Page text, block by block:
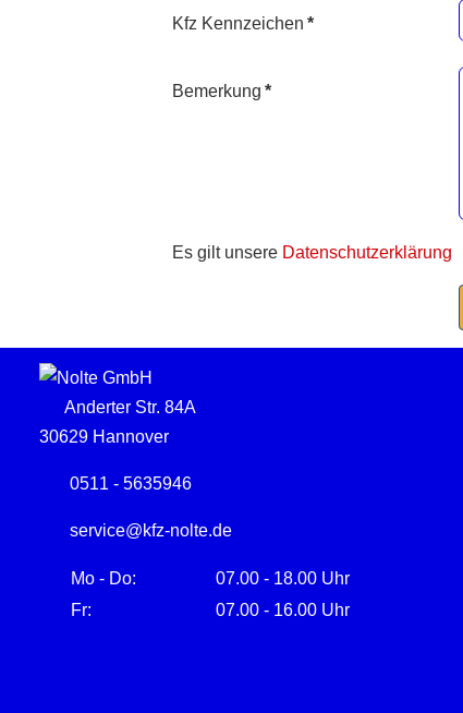
Kfz Kennzeichen *
Bemerkung *
Es gilt unsere Datenschutzerklärung
Anderter Str. 84A
30629 Hannover
0511 - 5635946
service@kfz-nolte.de
Mo - Do:
07.00 - 18.00 Uhr
Fr:
07.00 - 16.00 Uhr